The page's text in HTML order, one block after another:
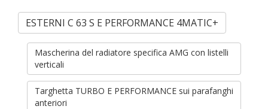
ESTERNI C 63 S E PERFORMANCE 4MATIC+
Mascherina del radiatore specifica AMG con listelli
verticali
Targhetta TURBO E PERFORMANCE sui parafanghi
anteriori